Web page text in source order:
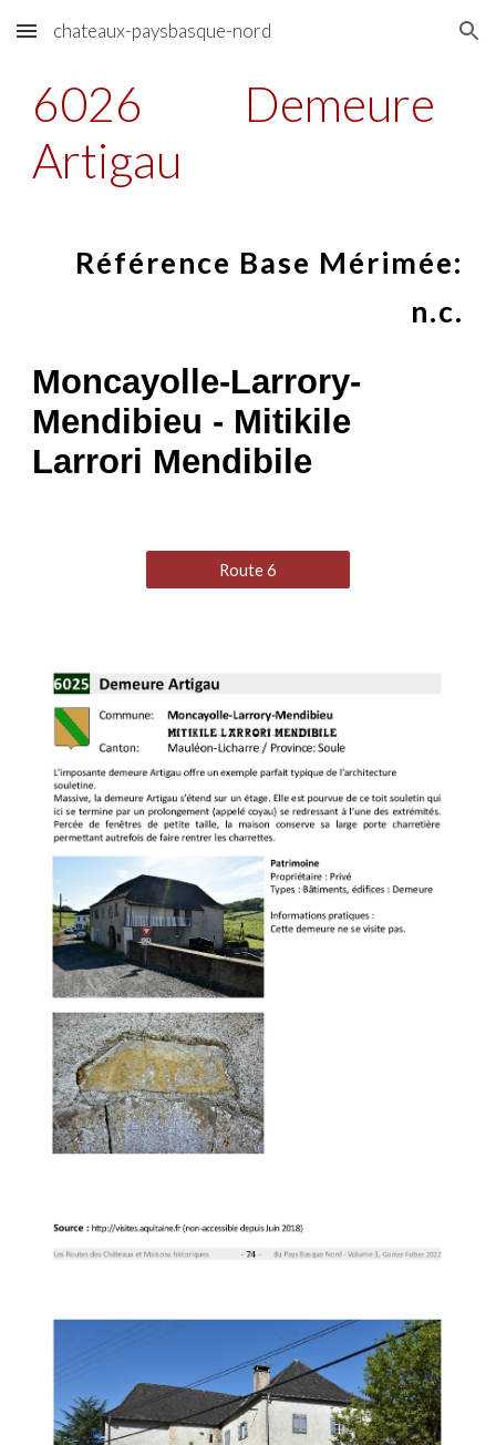
Skip to main content Skip to navigation
chateaux-paysbasque-nord
6026
Demeure
Artigau
Référence Base Mérimée:
n.c.
Moncayolle-Larrory-
Mendibieu - Mitikile
Larrori Mendibile
Route 6